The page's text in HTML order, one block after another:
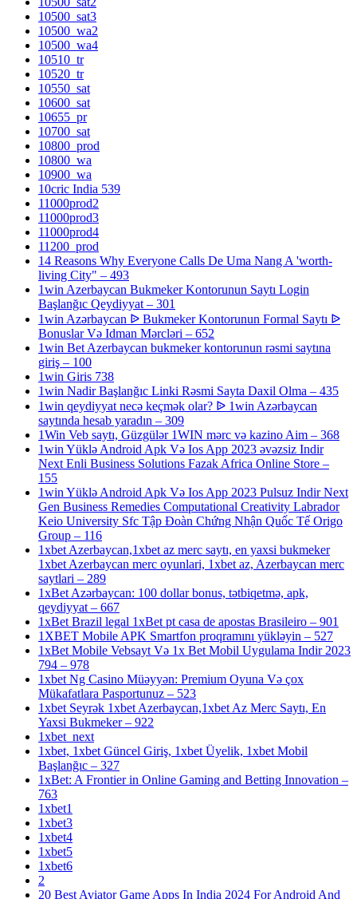
10500_sat3
10500_wa2
10500_wa4
10510_tr
10520_tr
10550_sat
10600_sat
10655_pr
10700_sat
10800_prod
10800_wa
10900_wa
10cric India 539
11000prod2
11000prod3
11000prod4
11200_prod
14 Reasons Why Everyone Calls De Uma Nang A 'worth-
living City" – 493
1win Azerbaycan Bukmeker Kontorunun Saytı Login
Başlanğıc Qeydiyyat – 301
1win Azərbaycan ᐉ Bukmeker Kontorunun Formal Saytı ᐉ
Bonuslar Və Idman Mərcləri – 652
1win Bet Azerbaycan bukmeker kontorunun rəsmi saytına
giriş – 100
1win Giris 738
1win Nadir Başlanğıc Linki Rəsmi Sayta Daxil Olma – 435
1win qeydiyyat necə keçmək olar? ᐉ 1win Azərbaycan
saytında hesab yaradın – 309
1Win Veb saytı, Güzgülər 1WIN mərc və kazino Aim – 368
1win Yüklə Android Apk Və Ios App 2023 əvəzsiz Indir
Next Enli Business Solutions Fazak Africa Online Store –
155
1win Yüklə Android Apk Və Ios App 2023 Pulsuz Indir Next
Gen Business Remedies Computational Creativity Labrador
Keio University Sfc Tập Đoàn Chứng Nhận Quốc Tế Origo
Group – 116
1xbet Azerbaycan,1xbet az merc saytı, en yaxsi bukmeker
1xbet Azerbaycan merc oyunlari, 1xbet az, Azerbaycan merc
saytlari – 289
1xBet Azərbaycan: 100 dollar bonus, tətbiqetmə, apk,
qeydiyyat – 667
1xBet Brazil legal 1xBet pt casa de apostas Brasileiro – 901
1XBET Mobile APK Smartfon proqramını yükləyin – 527
1xBet Mobile Vebsayt Və 1x Bet Mobil Uygulama Indir 2023
794 – 978
1xbet Ng Casino Müəyyən: Premium Oyuna Və çox
Mükafatlara Pasportunuz – 523
1xbet Seyrək 1xbet Azerbaycan,1xbet Az Merc Saytı, En
Yaxsi Bukmeker – 922
1xbet_next
1xbet, 1xbet Güncel Giriş, 1xbet Üyelik, 1xbet Mobil
Başlanğıc – 327
1xBet: A Frontier in Online Gaming and Betting Innovation –
763
1xbet1
1xbet3
1xbet4
1xbet5
1xbet6
2
20 Best Aviator Game Apps In India 2024 For Android And